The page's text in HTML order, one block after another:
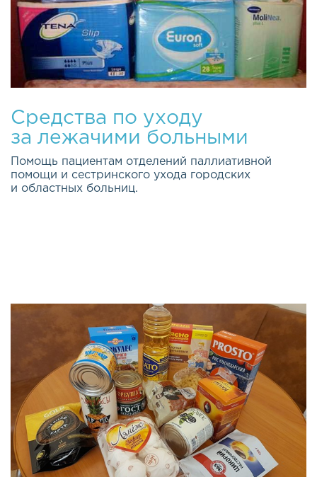
Средства по уходу
за лежачими больными
Помощь пациентам отделений паллиативной
помощи и сестринского ухода городских
и областных больниц.